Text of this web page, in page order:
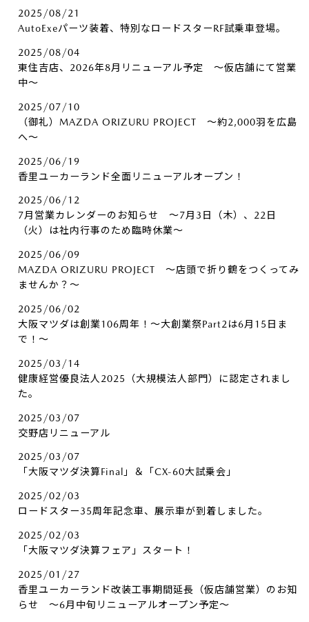
2025/08/21
AutoExeパーツ装着、特別なロードスターRF試乗車登場。
2025/08/04
東住吉店、2026年8月リニューアル予定 ～仮店舗にて営業
中～
2025/07/10
（御礼）MAZDA ORIZURU PROJECT ～約2,000羽を広島
へ～
2025/06/19
香里ユーカーランド全面リニューアルオープン！
2025/06/12
7月営業カレンダーのお知らせ ～7月3日（木）、22日
（火）は社内行事のため臨時休業～
2025/06/09
MAZDA ORIZURU PROJECT ～店頭で折り鶴をつくってみ
ませんか？～
2025/06/02
大阪マツダは創業106周年！～大創業祭Part2は6月15日ま
で！～
2025/03/14
健康経営優良法人2025（大規模法人部門）に認定されまし
た。
2025/03/07
交野店リニューアル
2025/03/07
「大阪マツダ決算Final」＆「CX-60大試乗会」
2025/02/03
ロードスター35周年記念車、展示車が到着しました。
2025/02/03
「大阪マツダ決算フェア」スタート！
2025/01/27
香里ユーカーランド改装工事期間延長（仮店舗営業）のお知
らせ ～6月中旬リニューアルオープン予定～